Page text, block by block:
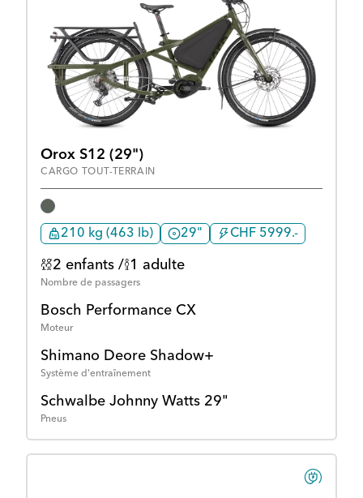
Orox S12 (29")
CARGO TOUT-TERRAIN
210 kg (463 lb) 29" CHF 5999.-
2 enfants / 1 adulte
Nombre de passagers
Bosch Performance CX
Moteur
Shimano Deore Shadow+
Système d'entraînement
Schwalbe Johnny Watts 29"
Pneus